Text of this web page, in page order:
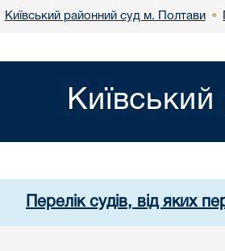
Київський районний суд м. Полтави •
Перелік судів, від яких